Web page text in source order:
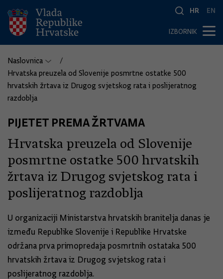
HR EN
IZBORNIK
Naslovnica
Hrvatska preuzela od Slovenije posmrtne ostatke 500
hrvatskih žrtava iz Drugog svjetskog rata i poslijeratnog
razdoblja
PIJETET PREMA ŽRTVAMA
Hrvatska preuzela od Slovenije
posmrtne ostatke 500 hrvatskih
žrtava iz Drugog svjetskog rata i
poslijeratnog razdoblja
U organizaciji Ministarstva hrvatskih branitelja danas je
između Republike Slovenije i Republike Hrvatske
održana prva primopredaja posmrtnih ostataka 500
hrvatskih žrtava iz Drugog svjetskog rata i
poslijeratnog razdoblja.